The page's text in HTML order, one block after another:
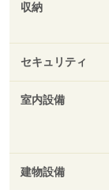
収納
セキュリティ
室内設備
建物設備